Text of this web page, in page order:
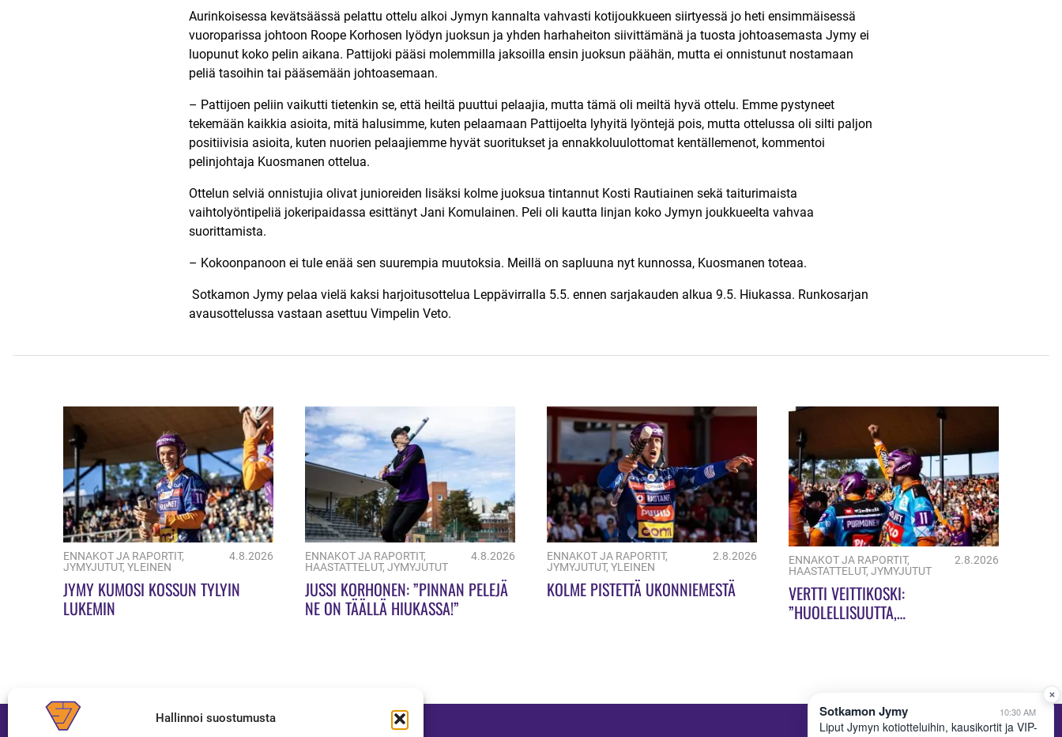
Hallinnoi suostumusta
Aurinkoisessa kevätsäässä pelattu ottelu alkoi Jymyn kannalta vahvasti kotijoukkueen siirtyessä jo heti ensimmäisessä
vuoroparissa johtoon Roope Korhosen lyödyn juoksun ja yhden harhaheiton siivittämänä ja tuosta johtoasemasta Jymy ei
luopunut koko pelin aikana. Pattijoki pääsi molemmilla jaksoilla ensin juoksun päähän, mutta ei onnistunut nostamaan
peliä tasoihin tai pääsemään johtoasemaan.
– Pattijoen peliin vaikutti tietenkin se, että heiltä puuttui pelaajia, mutta tämä oli meiltä hyvä ottelu. Emme pystyneet
tekemään kaikkia asioita, mitä halusimme, kuten pelaamaan Pattijoelta lyhyitä lyöntejä pois, mutta ottelussa oli silti paljon
positiivisia asioita, kuten nuorien pelaajiemme hyvät suoritukset ja ennakkoluulottomat kentällemenot, kommentoi
pelinjohtaja Kuosmanen ottelua.
Ottelun selviä onnistujia olivat junioreiden lisäksi kolme juoksua tintannut Kosti Rautiainen sekä taiturimaista
vaihtolyöntipeliä jokeripaidassa esittänyt Jani Komulainen. Peli oli kautta linjan koko Jymyn joukkueelta vahvaa
suorittamista.
– Kokoonpanoon ei tule enää sen suurempia muutoksia. Meillä on sapluuna nyt kunnossa, Kuosmanen toteaa.
Sotkamon Jymy pelaa vielä kaksi harjoitusottelua Leppävirralla 5.5. ennen sarjakauden alkua 9.5. Hiukassa. Runkosarjan
avausottelussa vastaan asettuu Vimpelin Veto.
ENNAKOT JA RAPORTIT,
JYMYJUTUT, YLEINEN
4.8.2026
JYMY KUMOSI KOSSUN TYLYIN
LUKEMIN
ENNAKOT JA RAPORTIT,
HAASTATTELUT, JYMYJUTUT
4.8.2026
JUSSI KORHONEN: ”PINNAN PELEJÄ
NE ON TÄÄLLÄ HIUKASSA!”
ENNAKOT JA RAPORTIT,
JYMYJUTUT, YLEINEN
2.8.2026
KOLME PISTETTÄ UKONNIEMESTÄ
ENNAKOT JA RAPORTIT,
HAASTATTELUT, JYMYJUTUT
2.8.2026
VERTTI VEITTIKOSKI:
”HUOLELLISUUTTA,